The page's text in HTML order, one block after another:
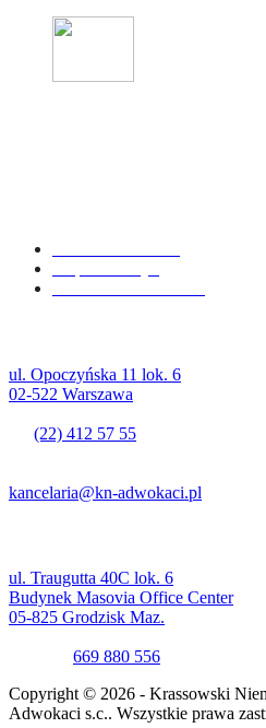
ul. Opoczyńska 11 lok. 6
02-522 Warszawa
(22) 412 57 55
kancelaria@kn-adwokaci.pl
ul. Traugutta 40C lok. 6
Budynek Masovia Office Center
05-825 Grodzisk Maz.
669 880 556
Copyright © 2026 - Krassowski
Adwokaci s.c.. Wszystkie prawa